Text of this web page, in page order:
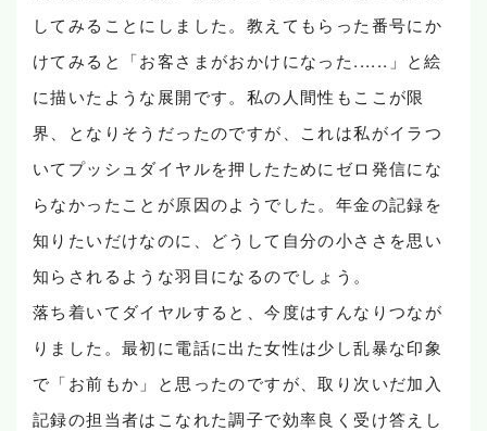
してみることにしました。教えてもらった番号にか
けてみると「お客さまがおかけになった......」と絵
に描いたような展開です。私の人間性もここが限
界、となりそうだったのですが、これは私がイラつ
いてプッシュダイヤルを押したためにゼロ発信にな
らなかったことが原因のようでした。年金の記録を
知りたいだけなのに、どうして自分の小ささを思い
知らされるような羽目になるのでしょう。
落ち着いてダイヤルすると、今度はすんなりつなが
りました。最初に電話に出た女性は少し乱暴な印象
で「お前もか」と思ったのですが、取り次いだ加入
記録の担当者はこなれた調子で効率良く受け答えし